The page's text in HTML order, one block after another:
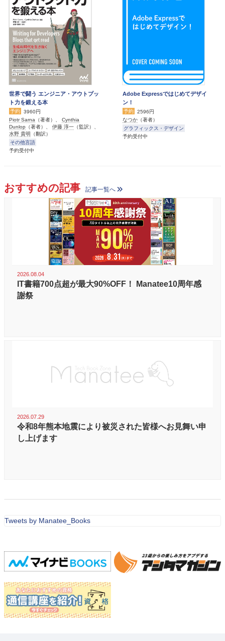
世界で闘う エンジニア・アウトプッ
ト力を鍛える本
予約
3960円
Piotr Sarna （著者）、 Cynthia
Dunlop （著者）、 伊藤 淳一 （監訳）、
水野 貴明 （翻訳）
その他言語
予約受付中
Adobe Expressではじめてデザイ
ン！
予約
2596円
なつか （著者）
グラフィックス・デザイン
予約受付中
おすすめの記事 記事一覧へ
2026.08.04
IT書籍700点超が最大90%OFF！ Manatee10周年感
謝祭
2026.07.29
令和8年熊本地震により被災された皆様へお見舞い申
し上げます
Tweets by Manatee_Books